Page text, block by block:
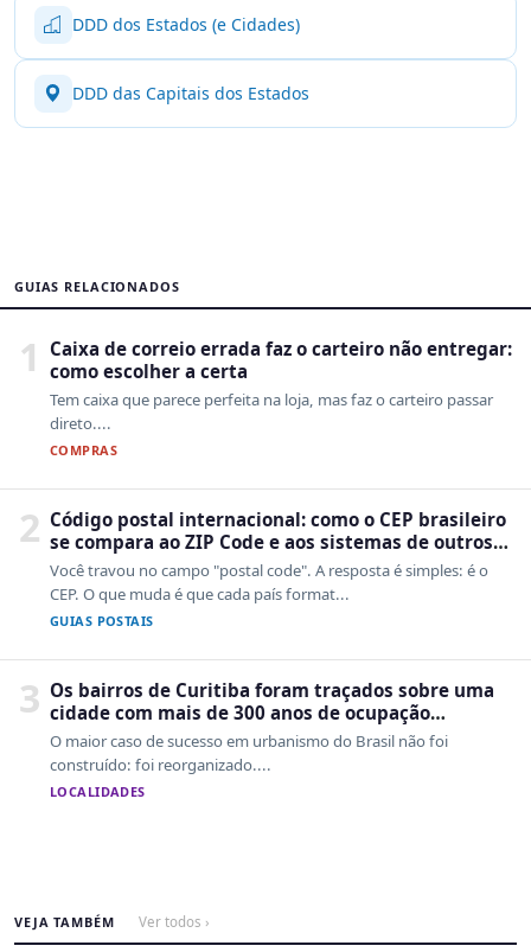
DDD dos Estados (e Cidades)
DDD das Capitais dos Estados
GUIAS RELACIONADOS
1
Caixa de correio errada faz o carteiro não entregar:
como escolher a certa
Tem caixa que parece perfeita na loja, mas faz o carteiro passar
direto....
COMPRAS
2 Código postal internacional: como o CEP brasileiro
se compara ao ZIP Code e aos sistemas de outros
países
Você travou no campo "postal code". A resposta é simples: é o
CEP. O que muda é que cada país format...
GUIAS POSTAIS
3 Os bairros de Curitiba foram traçados sobre uma
cidade com mais de 300 anos de ocupação
desordenada
O maior caso de sucesso em urbanismo do Brasil não foi
construído: foi reorganizado....
LOCALIDADES
VEJA TAMBÉM Ver todos ›